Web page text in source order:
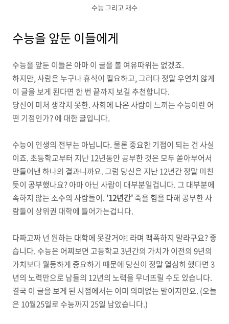
수능 그리고 재수
수능을 앞둔 이들에게
수능을 앞둔 이들은 아마 이 글을 볼 여유따위는 없겠죠.
하지만, 사람은 누구나 휴식이 필요하고, 그러다 정말 우연치 않게
이 글을 보게 된다면 한 번 끝까지 보길 추천합니다.
당신이 미처 생각치 못한. 사회에 나온 사람이 느끼는 수능이란 어
떤 기점인가? 에 대한 글입니다.
수능이 인생의 전부는 아닙니다. 물론 중요한 기점이 되는 건 사실
이죠. 초등학교부터 지난 12년동안 공부한 것은 모두 쏟아부어서
만들어낸 하나의 결과니까요. 그럼 당신은 지난 12년간 정말 미친
듯이 공부했나요? 아마 아닌 사람이 대부분일겁니다. 그 대부분에
속하지 않는 소수의 사람들이. '12년간'죽을 힘을 다해 공부한 사
람들이 상위권 대학에 들어가는겁니다.
다짜고짜 넌 원하는 대학에 못갈거야! 라며 팩폭하지 말라구요? 좋
습니다. 수능은 어찌보면 고등학교 3년간의 가치가 이전의 9년의
가치보다 월등하게 중요하기 때문에 당신이 정말 열심히 했다면 3
년의 노력만으로 남들의 12년의 노력을 무너뜨릴 수도 있습니다.
결국 이 글을 보게 된 시점에서는 이미 의미없는 말이지만요. (오늘
은 10월25일로 수능까지 25일 남았습니다.)